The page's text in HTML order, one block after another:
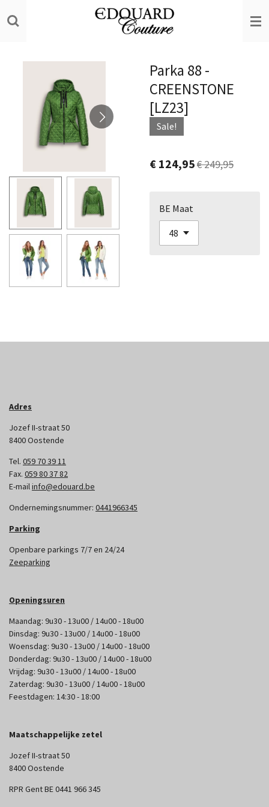
direct
Parka 88 -
CREENSTONE
[LZ23]
Sale!
€ 124,95€ 249,95
BE Maat
Adres
Jozef II-straat 50
8400 Oostende
Tel. 059 70 39 11
Fax. 059 80 37 82
E-mailinfo@edouard.be
Ondernemingsnummer: 0441966345
Parking
Openbare parkings 7/7 en 24/24
Zeeparking
Openingsuren
Maandag: 9u30 - 13u00 / 14u00 - 18u00
Dinsdag: 9u30 - 13u00 / 14u00 - 18u00
Woensdag: 9u30 - 13u00 / 14u00 - 18u00
Donderdag: 9u30 - 13u00 / 14u00 - 18u00
Vrijdag: 9u30 - 13u00 / 14u00 - 18u00
Zaterdag: 9u30 - 13u00 / 14u00 - 18u00
Feestdagen: 14:30 - 18:00
Maatschappelijke zetel
Jozef II-straat 50
8400 Oostende
RPR Gent BE 0441 966 345